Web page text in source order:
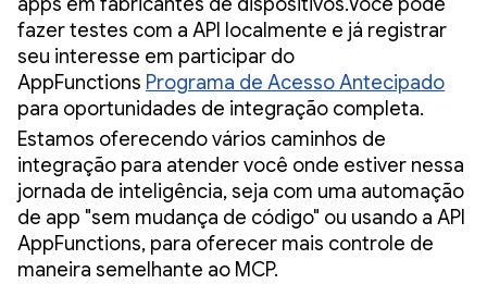
fazer testes com a API localmente e já registrar
seu interesse em participar do
AppFunctions Programa de Acesso Antecipado
para oportunidades de integração completa.
Estamos oferecendo vários caminhos de
integração para atender você onde estiver nessa
jornada de inteligência, seja com uma automação
de app "sem mudança de código" ou usando a API
AppFunctions, para oferecer mais controle de
maneira semelhante ao MCP.